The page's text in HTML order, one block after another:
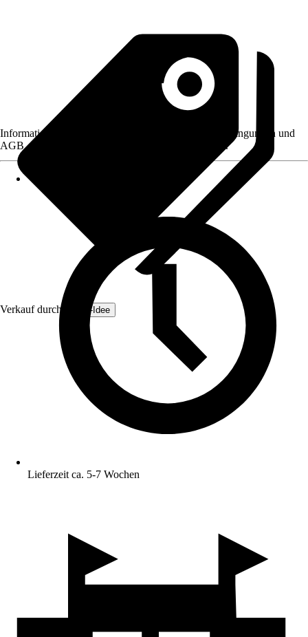
Verkauf durch: Zaun-Idee
Informationen des Verkäufers, wie z. B. Rückgabebedingungen und
AGB, finden Sie bei Klick auf den Verkäufernamen.
Lieferzeit ca. 5-7 Wochen